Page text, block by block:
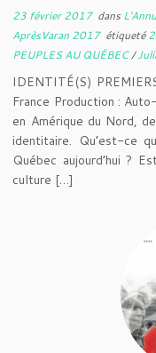
23 février 2017dans
AprèsVaran 2017 étiqueté
PEUPLES AU QUÉBEC/
IDENTITÉ(S)
France Production :
en Amérique du Nord,
identitaire. Qu’est-ce
Québec aujourd’hui ?
culture […]